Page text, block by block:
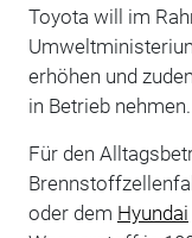
Toyota will im
erhöhen und
in Betrieb nehmen.
Für den
oder dem Hyundai